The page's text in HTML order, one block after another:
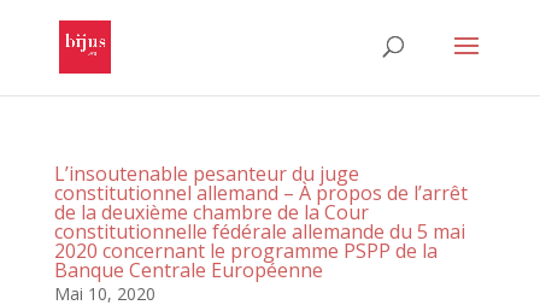
L’insoutenable pesanteur du juge
constitutionnel allemand – À propos de l’arrêt
de la deuxième chambre de la Cour
constitutionnelle fédérale allemande du 5 mai
2020 concernant le programme PSPP de la
Banque Centrale Européenne
Mai 10, 2020